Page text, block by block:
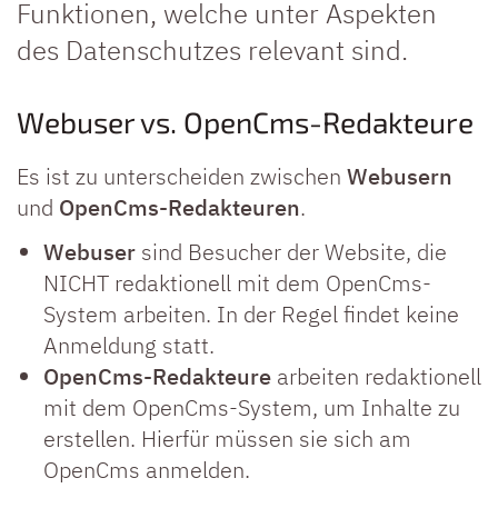
Funktionen, welche unter Aspekten
des Datenschutzes relevant sind.
Webuser vs. OpenCms-Redakteure
Es ist zu unterscheiden zwischen Webusern
und OpenCms-Redakteuren.
Webuser sind Besucher der Website, die
NICHT redaktionell mit dem OpenCms-
System arbeiten. In der Regel findet keine
Anmeldung statt.
OpenCms-Redakteure arbeiten redaktionell
mit dem OpenCms-System, um Inhalte zu
erstellen. Hierfür müssen sie sich am
OpenCms anmelden.